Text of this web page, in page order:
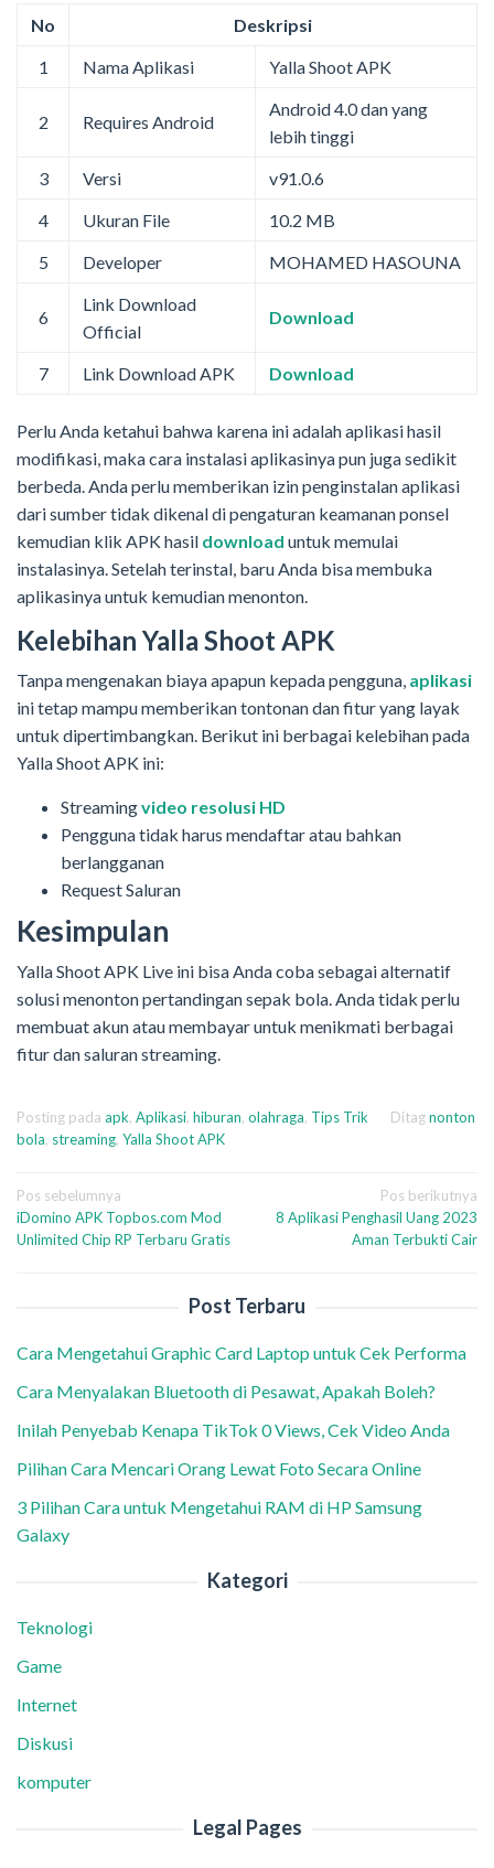
No
Deskripsi
1
Nama Aplikasi Yalla Shoot APK
2 Requires Android
Android 4.0 dan yang
lebih tinggi
3
Versi
v91.0.6
4
Ukuran File
10.2 MB
5
Developer MOHAMED HASOUNA
6
Link Download
Official
Download
7 Link Download APK Download
Perlu Anda ketahui bahwa karena ini adalah aplikasi hasil
modifikasi, maka cara instalasi aplikasinya pun juga sedikit
berbeda. Anda perlu memberikan izin penginstalan aplikasi
dari sumber tidak dikenal di pengaturan keamanan ponsel
kemudian klik APK hasil download untuk memulai
instalasinya. Setelah terinstal, baru Anda bisa membuka
aplikasinya untuk kemudian menonton.
Kelebihan Yalla Shoot APK
Tanpa mengenakan biaya apapun kepada pengguna, aplikasi
ini tetap mampu memberikan tontonan dan fitur yang layak
untuk dipertimbangkan. Berikut ini berbagai kelebihan pada
Yalla Shoot APK ini:
Streamingvideo resolusi HD
Pengguna tidak harus mendaftar atau bahkan
berlangganan
Request Saluran
Kesimpulan
Yalla Shoot APK Live ini bisa Anda coba sebagai alternatif
solusi menonton pertandingan sepak bola. Anda tidak perlu
membuat akun atau membayar untuk menikmati berbagai
fitur dan saluran streaming.
Posting pada apk, Aplikasi, hiburan, olahraga, Tips Trik Ditagnonton
bola, streaming, Yalla Shoot APK
Navigasi
pos
Pos sebelumnya
iDomino APK Topbos.com Mod
Unlimited Chip RP Terbaru Gratis
Pos berikutnya
8 Aplikasi Penghasil Uang 2023
Aman Terbukti Cair
Post Terbaru
Cara Mengetahui Graphic Card Laptop untuk Cek Performa
Cara Menyalakan Bluetooth di Pesawat, Apakah Boleh?
Inilah Penyebab Kenapa TikTok 0 Views, Cek Video Anda
Pilihan Cara Mencari Orang Lewat Foto Secara Online
3 Pilihan Cara untuk Mengetahui RAM di HP Samsung
Galaxy
Kategori
Teknologi
Game
Internet
Diskusi
komputer
Legal Pages